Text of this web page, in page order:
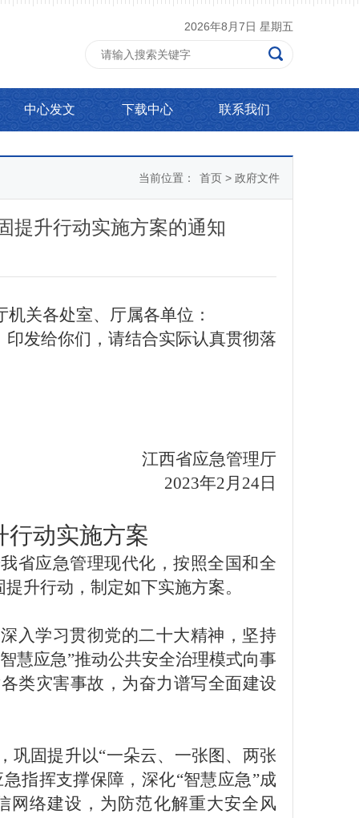
2026年8月7日 星期五
中心发文 下载中心 联系我们
当前位置： 首页 > 政府文件
提升行动实施方案的通知
机关各处室、厅属各单位 ：
印发给你们，请结合实际认真贯彻落
江西省应急管理厅
2023年2月24日
行动实施方案
省应急管理现代化，按照全国和全
提升行动，制定如下实施方案。
入学习贯彻党的二十大精神， 坚持
慧应急”推动公共安全治理模式向事
类灾害事故，为奋力谱写全面建设
巩固提升以“一朵云、一张图、两张
急指挥支撑保障，深化“智慧应急”成
网络建设，为防范化解重大安全风